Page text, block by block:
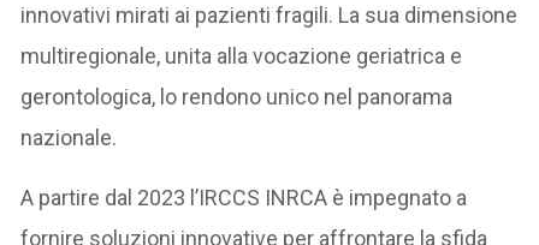
innovativi mirati ai pazienti fragili. La sua dimensione
multiregionale, unita alla vocazione geriatrica e
gerontologica, lo rendono unico nel panorama
nazionale.
A partire dal 2023 l’IRCCS INRCA è impegnato a
fornire soluzioni innovative per affrontare la sfida